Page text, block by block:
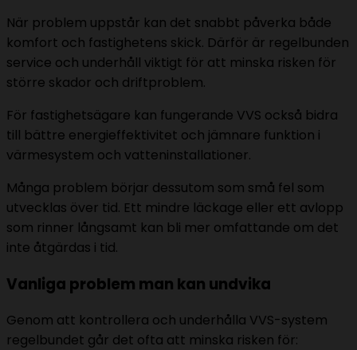
När problem uppstår kan det snabbt påverka både
komfort och fastighetens skick. Därför är regelbunden
service och underhåll viktigt för att minska risken för
större skador och driftproblem.
För fastighetsägare kan fungerande VVS också bidra
till bättre energieffektivitet och jämnare funktion i
värmesystem och vatteninstallationer.
Många problem börjar dessutom som små fel som
utvecklas över tid. Ett mindre läckage eller ett avlopp
som rinner långsamt kan bli mer omfattande om det
inte åtgärdas i tid.
Vanliga problem man kan undvika
Genom att kontrollera och underhålla VVS-system
regelbundet går det ofta att minska risken för: